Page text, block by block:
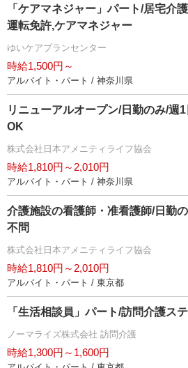
「ケアマネジャー」パート/居宅介
運転免許,ケアマネジャー
ゆいケアプランセンター
時給1,500円～
アルバイト・パート / 神奈川県
リニューアルオープン/日勤のみ/週
OK
株式会社日本アメニティライフ協会
時給1,810円～2,010円
アルバイト・パート / 神奈川県
介護施設の看護師・准看護師/日勤
不問
株式会社日本アメニティライフ協会
時給1,810円～2,010円
アルバイト・パート / 東京都
「生活相談員」パート/訪問介護ス
ノーマライズ株式会社 訪問介護
時給1,300円～1,600円